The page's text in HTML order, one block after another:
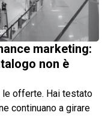
marketing:
non è
le offerte. Hai testato
continuano a girare